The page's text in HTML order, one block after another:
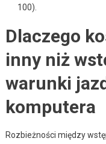
100).
Dlaczego
inny niż
warunki
komputera
Rozbieżności między